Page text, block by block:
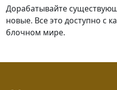
Дорабатывайте
новые. Все это доступно с
блочном мире.